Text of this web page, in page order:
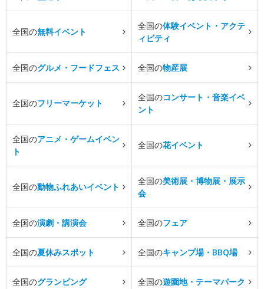
全国の無料イベント
全国の体験イベント・アクテ
ィビティ
全国のグルメ・フードフェス 全国の物産展
全国のフリーマーケット
全国のコンサート・音楽イベ
ント
全国のアニメ・ゲームイベン
ト
全国の花イベント
全国の動物ふれあいイベント
全国の美術展・博物展・展示
会
全国の演劇・講演会 全国のフェア
全国の夏休みスポット 全国のキャンプ場・BBQ場
全国のグランピング 全国の遊園地・テーマパーク